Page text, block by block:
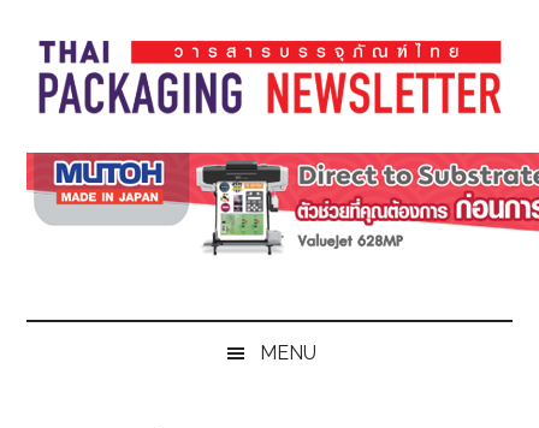
main
content
secondary
menu
primary
sidebar
footer
Thai
Pack
Magazine
Pack
Magazine
MENU